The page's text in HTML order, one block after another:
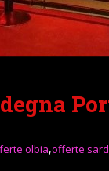
olbia,offerte